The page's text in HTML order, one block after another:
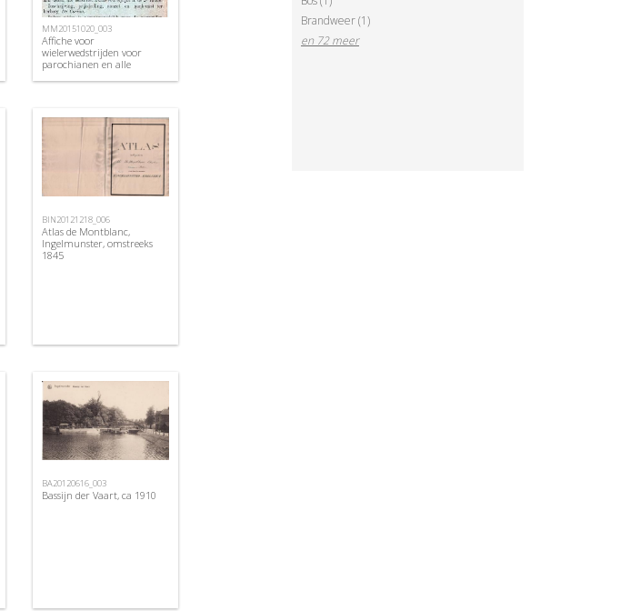
MM20151020_003
Affiche voor
wielerwedstrijden voor
parochianen en alle
BIN20121218_006
Atlas de Montblanc,
Ingelmunster, omstreeks
1845
BA20120616_003
Bassijn der Vaart, ca 1910
Brandweer (1)
en 72 meer